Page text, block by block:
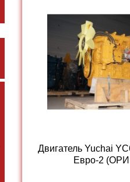
Двигатель Yuchai
Евро-2